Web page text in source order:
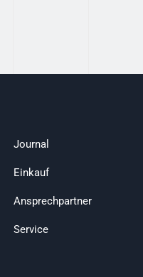
Journal
Einkauf
Ansprechpartner
Service